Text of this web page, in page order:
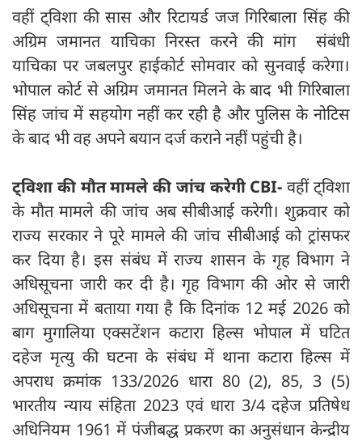
वहीं ट्विशा की सास और रिटायर्ड जज गिरिबाला सिंह की
अग्रिम जमानत याचिका निरस्त करने की मांग संबंधी
याचिका पर जबलपुर हाईकोर्ट सोमवार को सुनवाई करेगा।
भोपाल कोर्ट से अग्रिम जमानत मिलने के बाद भी गिरिबाला
सिंह जांच में सहयोग नहीं कर रही है और पुलिस के नोटिस
के बाद भी वह अपने बयान दर्ज कराने नहीं पहुंची है।
ट्विशा की मौत मामले की जांच करेगी CBI-वहीं ट्विशा
के मौत मामले की जांच अब सीबीआई करेगी। शुक्रवार को
राज्य सरकार ने पूरे मामले की जांच सीबीआई को ट्रांसफर
कर दिया है। इस संबंध में राज्य शासन के गृह विभाग ने
अधिसूचना जारी कर दी है। गृह विभाग की ओर से जारी
अधिसूचना में बताया गया है कि दिनांक 12 मई 2026 को
बाग मुगालिया एक्सटेंशन कटारा हिल्स भोपाल में घटित
दहेज मृत्यु की घटना के संबंध में थाना कटारा हिल्स में
अपराध क्रमांक 133/2026 धारा 80 (2), 85, 3 (5)
भारतीय न्याय संहिता 2023 एवं धारा 3/4 दहेज प्रतिषेध
अधिनियम 1961 में पंजीबद्ध प्रकरण का अनुसंधान केन्द्रीय